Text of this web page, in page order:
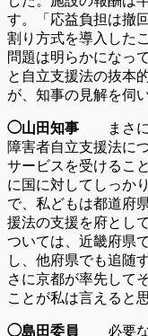
す。「応益負担は撤
割り方式を導入した
問題は明らかになっ
と自立支援法の抜本
が、知事の見解を伺
◯山田知事 まさに
障害者自立支援法に
サービスを受けるこ
に国に対してしっか
で、私どもは都道府
援法の支援を府とし
ついては、近畿府県
し、他府県でも追随
さに京都が率先して
ことが私は言えると
◯島田委員 必要な